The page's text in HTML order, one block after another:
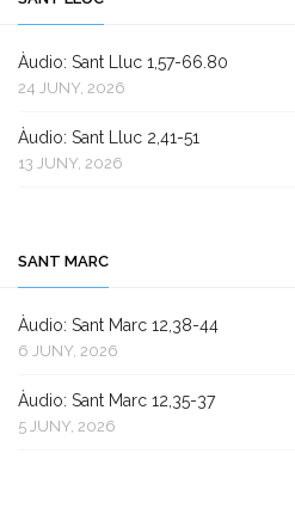
Àudio: Sant Lluc 1,57-66.80
24 JUNY, 2026
Àudio: Sant Lluc 2,41-51
13 JUNY, 2026
SANT MARC
Àudio: Sant Marc 12,38-44
6 JUNY, 2026
Àudio: Sant Marc 12,35-37
5 JUNY, 2026